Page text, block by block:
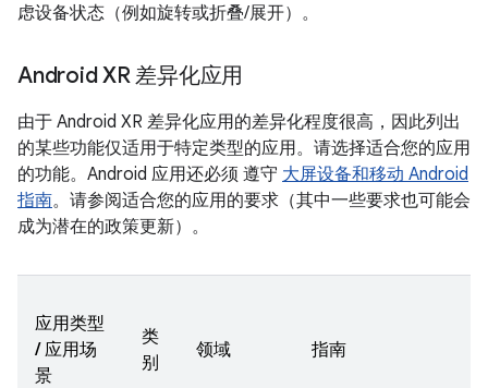
虑设备状态（例如旋转或折叠/展开）。
Android XR 差异化应用
由于 Android XR 差异化应用的差异化程度很高，因此列出
的某些功能仅适用于特定类型的应用。请选择适合您的应用
的功能。Android 应用还必须 遵守 大屏设备和移动 Android
指南。请参阅适合您的应用的要求（其中一些要求也可能会
成为潜在的政策更新）。
应用类型
/ 应用场
景
类
别
领域 指南